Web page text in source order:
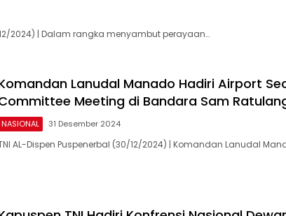
12/2024) | Dalam rangka menyambut perayaan…
Lanudal Manado Hadiri Airport
Meeting di Bandara Sam
NASIONAL 31 Desember 2024
AL-Dispen Puspenerbal (30/12/2024) | Komandan Lanudal